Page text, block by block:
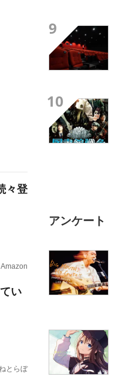
々登
Amazon
い
とらぼ
9
10
アンケート